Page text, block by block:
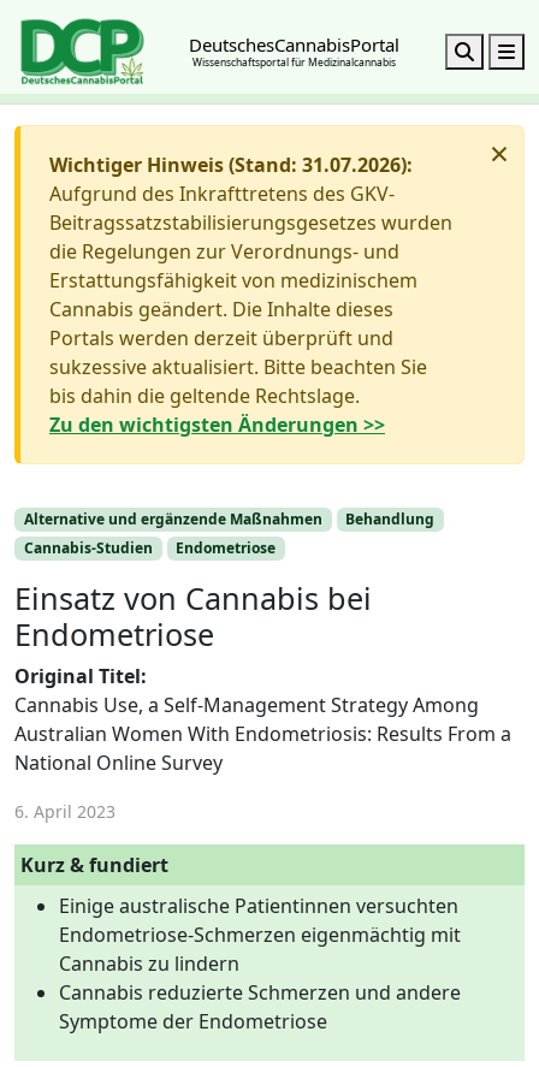
DeutschesCannabisPortal
Wissenschaftsportal für Medizinalcannabis Search
×
Wichtiger Hinweis (Stand: 31.07.2026):
Aufgrund des Inkrafttretens des GKV-
Beitragssatzstabilisierungsgesetzes wurden
die Regelungen zur Verordnungs- und
Erstattungsfähigkeit von medizinischem
Cannabis geändert. Die Inhalte dieses
Portals werden derzeit überprüft und
sukzessive aktualisiert. Bitte beachten Sie
bis dahin die geltende Rechtslage.
Zu den wichtigsten Änderungen >>
Alternative und ergänzende Maßnahmen
Behandlung
Cannabis-Studien
Endometriose
Einsatz von Cannabis bei
Endometriose
Original Titel:
Cannabis Use, a Self-Management Strategy Among
Australian Women With Endometriosis: Results From a
National Online Survey
6. April 2023
Kurz & fundiert
Einige australische Patientinnen versuchten
Endometriose-Schmerzen eigenmächtig mit
Cannabis zu lindern
Cannabis reduzierte Schmerzen und andere
Symptome der Endometriose